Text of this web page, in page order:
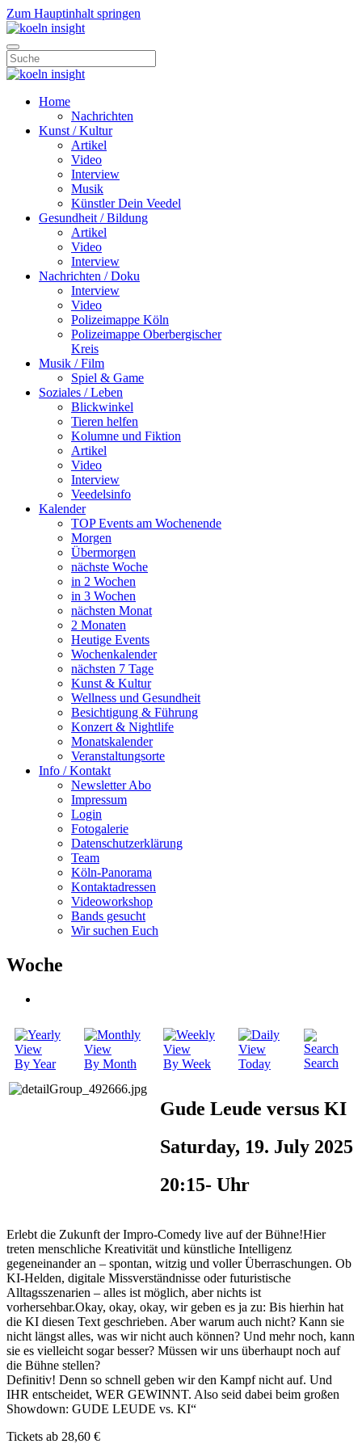
Zum Hauptinhalt springen
Home
Nachrichten
Kunst / Kultur
Artikel
Video
Interview
Musik
Künstler Dein Veedel
Gesundheit / Bildung
Artikel
Video
Interview
Nachrichten / Doku
Interview
Video
Polizeimappe Köln
Polizeimappe Oberbergischer
Kreis
Musik / Film
Spiel & Game
Soziales / Leben
Blickwinkel
Tieren helfen
Kolumne und Fiktion
Artikel
Video
Interview
Veedelsinfo
Kalender
TOP Events am Wochenende
Morgen
Übermorgen
nächste Woche
in 2 Wochen
in 3 Wochen
nächsten Monat
2 Monaten
Heutige Events
Wochenkalender
nächsten 7 Tage
Kunst & Kultur
Wellness und Gesundheit
Besichtigung & Führung
Konzert & Nightlife
Monatskalender
Veranstaltungsorte
Info / Kontakt
Newsletter Abo
Impressum
Login
Fotogalerie
Datenschutzerklärung
Team
Köln-Panorama
Kontaktadressen
Videoworkshop
Bands gesucht
Wir suchen Euch
Woche
By Year By Month By Week Today Search
Gude Leude versus KI
Saturday, 19. July 2025
20:15- Uhr
Erlebt die Zukunft der Impro-Comedy live auf der Bühne!Hier
treten menschliche Kreativität und künstliche Intelligenz
gegeneinander an – spontan, witzig und voller Überraschungen. Ob
KI-Helden, digitale Missverständnisse oder futuristische
Alltagsszenarien – alles ist möglich, aber nichts ist
vorhersehbar.Okay, okay, okay, wir geben es ja zu: Bis hierhin hat
die KI diesen Text geschrieben. Aber warum auch nicht? Kann sie
nicht längst alles, was wir nicht auch können? Und mehr noch, kann
sie es vielleicht sogar besser? Müssen wir uns überhaupt noch auf
die Bühne stellen?
Definitiv! Denn so schnell geben wir den Kampf nicht auf. Und
IHR entscheidet, WER GEWINNT. Also seid dabei beim großen
Showdown: GUDE LEUDE vs. KI“
Tickets ab 28,60 €